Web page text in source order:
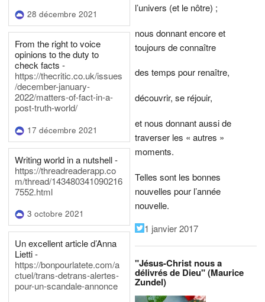
28 décembre 2021
From the right to voice
opinions to the duty to
check facts -
https://thecritic.co.uk/issues
/december-january-
2022/matters-of-fact-in-a-
post-truth-world/
17 décembre 2021
Writing world in a nutshell -
https://threadreaderapp.co
m/thread/143480341090216
7552.html
3 octobre 2021
Un excellent article d’Anna
Lietti -
https://bonpourlatete.com/a
ctuel/trans-detrans-alertes-
pour-un-scandale-annonce
l’univers (et le nôtre) ;
nous donnant encore et
toujours de connaître
des temps pour renaître,
découvrir, se réjouir,
et nous donnant aussi de
traverser les « autres »
moments.
Telles sont les bonnes
nouvelles pour l’année
nouvelle.
1 janvier 2017
"Jésus-Christ nous a
délivrés de Dieu" (Maurice
Zundel)